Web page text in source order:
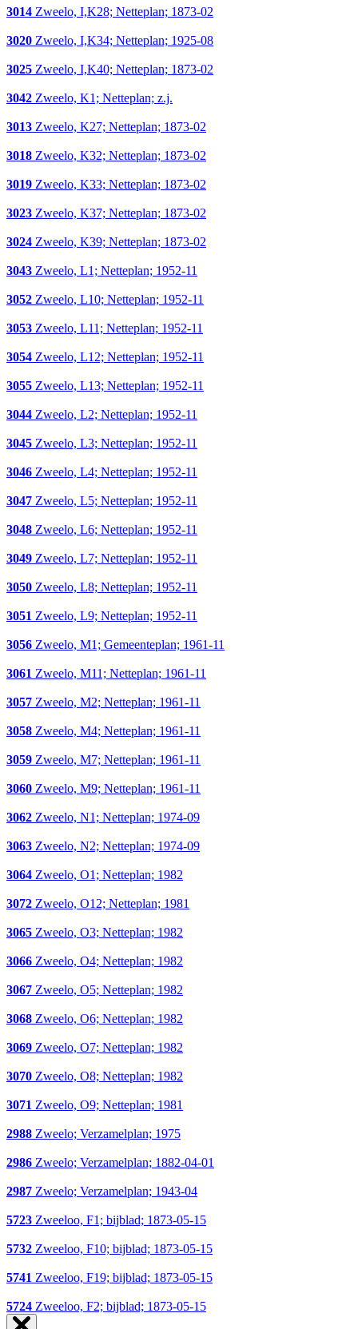
3014 Zweelo, I,K28; Netteplan; 1873-02
3020 Zweelo, I,K34; Netteplan; 1925-08
3025 Zweelo, I,K40; Netteplan; 1873-02
3042 Zweelo, K1; Netteplan; z.j.
3013 Zweelo, K27; Netteplan; 1873-02
3018 Zweelo, K32; Netteplan; 1873-02
3019 Zweelo, K33; Netteplan; 1873-02
3023 Zweelo, K37; Netteplan; 1873-02
3024 Zweelo, K39; Netteplan; 1873-02
3043 Zweelo, L1; Netteplan; 1952-11
3052 Zweelo, L10; Netteplan; 1952-11
3053 Zweelo, L11; Netteplan; 1952-11
3054 Zweelo, L12; Netteplan; 1952-11
3055 Zweelo, L13; Netteplan; 1952-11
3044 Zweelo, L2; Netteplan; 1952-11
3045 Zweelo, L3; Netteplan; 1952-11
3046 Zweelo, L4; Netteplan; 1952-11
3047 Zweelo, L5; Netteplan; 1952-11
3048 Zweelo, L6; Netteplan; 1952-11
3049 Zweelo, L7; Netteplan; 1952-11
3050 Zweelo, L8; Netteplan; 1952-11
3051 Zweelo, L9; Netteplan; 1952-11
3056 Zweelo, M1; Gemeenteplan; 1961-11
3061 Zweelo, M11; Netteplan; 1961-11
3057 Zweelo, M2; Netteplan; 1961-11
3058 Zweelo, M4; Netteplan; 1961-11
3059 Zweelo, M7; Netteplan; 1961-11
3060 Zweelo, M9; Netteplan; 1961-11
3062 Zweelo, N1; Netteplan; 1974-09
3063 Zweelo, N2; Netteplan; 1974-09
3064 Zweelo, O1; Netteplan; 1982
3072 Zweelo, O12; Netteplan; 1981
3065 Zweelo, O3; Netteplan; 1982
3066 Zweelo, O4; Netteplan; 1982
3067 Zweelo, O5; Netteplan; 1982
3068 Zweelo, O6; Netteplan; 1982
3069 Zweelo, O7; Netteplan; 1982
3070 Zweelo, O8; Netteplan; 1982
3071 Zweelo, O9; Netteplan; 1981
2988 Zweelo; Verzamelplan; 1975
2986 Zweelo; Verzamelplan; 1882-04-01
2987 Zweelo; Verzamelplan; 1943-04
5723 Zweeloo, F1; bijblad; 1873-05-15
5732 Zweeloo, F10; bijblad; 1873-05-15
5741 Zweeloo, F19; bijblad; 1873-05-15
5724 Zweeloo, F2; bijblad; 1873-05-15